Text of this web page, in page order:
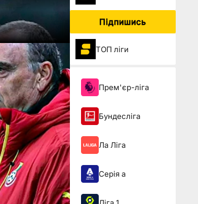
Підпишись
ТОП ліги
Прем'єр-ліга
Бундесліга
Ла Ліга
Серія а